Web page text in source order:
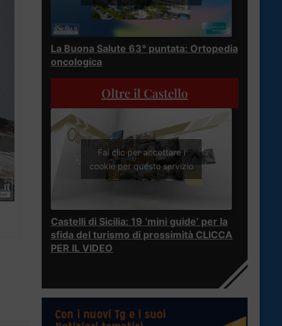
La Buona Salute 63° puntata: Ortopedia
oncologica
Oltre il Castello
Fai clic per accettare i
cookie per questo servizio
Castelli di Sicilia: 19 ‘mini guide’ per la
sfida del turismo di prossimità CLICCA
PER IL VIDEO